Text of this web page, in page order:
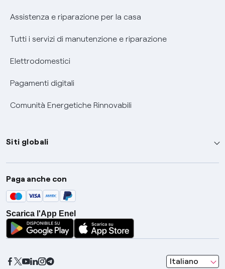
Assistenza e riparazione per la casa
Tutti i servizi di manutenzione e riparazione
Elettrodomestici
Pagamenti digitali
Comunità Energetiche Rinnovabili
Siti globali
Enel Group
Enel Green Power
Global Trading
Global Procurement
Gridspertise
Paga anche con
Scarica l'App Enel
Italiano
seleziona una